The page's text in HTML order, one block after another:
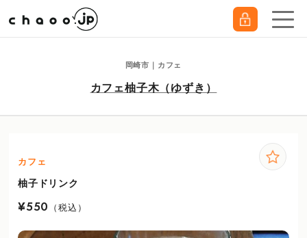
岡崎市｜カフェ
カフェ柚子木（ゆずき）
カフェ
柚子ドリンク
¥550 （税込）